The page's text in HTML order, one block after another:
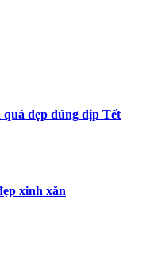
quả đẹp đúng dịp Tết
xinh xắn